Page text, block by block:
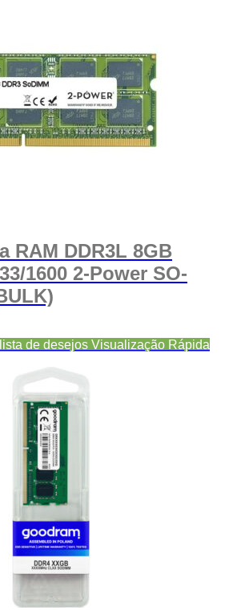
RAM DDR3L 8GB
1600 2-Power SO-
de desejos Visualização Rápida